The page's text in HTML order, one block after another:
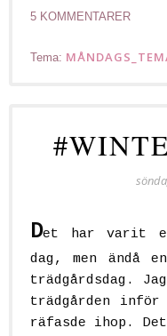
5 KOMMENTARER
Tema:
Det har varit
dag, men ändå
trädgårdsdag.
trädgården
räfasde ihop.